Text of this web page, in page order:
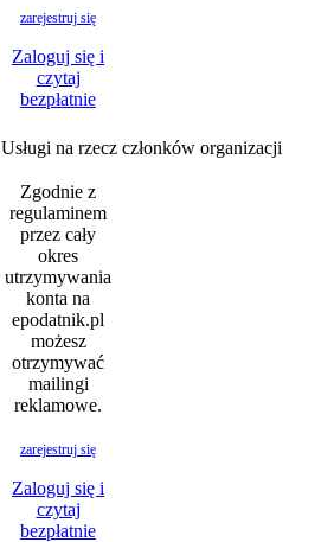
zarejestruj się
Zaloguj się i
czytaj
bezpłatnie
Usługi na rzecz członków organizacji
Zgodnie z
regulaminem
przez cały
okres
utrzymywania
konta na
epodatnik.pl
możesz
otrzymywać
mailingi
reklamowe.
zarejestruj się
Zaloguj się i
czytaj
bezpłatnie